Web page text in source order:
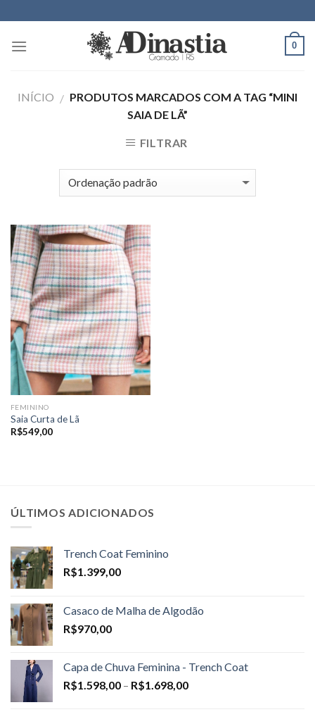
to
content
0
INÍCIO / PRODUTOS MARCADOS COM A TAG “MINI
SAIA DE LÃ”
FILTRAR
FEMININO
Saia Curta de Lã
R$549,00
ÚLTIMOS ADICIONADOS
Trench Coat Feminino
R$1.399,00
Casaco de Malha de Algodão
R$970,00
Capa de Chuva Feminina - Trench Coat
R$1.598,00 – R$1.698,00Price